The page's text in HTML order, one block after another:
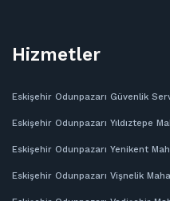
Hizmetler
Eskişehir Odunpazarı Güvenlik
Eskişehir Odunpazarı Yıldıztepe
Eskişehir Odunpazarı Yenikent
Eskişehir Odunpazarı Vişnelik